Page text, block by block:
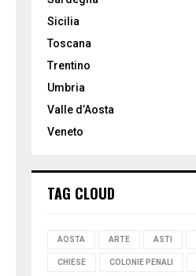
Sicilia
Toscana
Trentino
Umbria
Valle d’Aosta
Veneto
TAG CLOUD
AOSTA ARTE ASTI
CHIESE COLONIE PENALI